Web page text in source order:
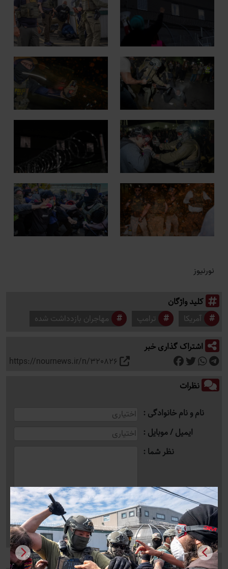
نورنیوز
کلید واژگان
آمریکا ترامپ مهاجران بازدداشت شده
اشتراک گذاری خبر
https://nournews.ir/n/320826
نظرات
نام و نام خانوادگی
ایمیل / موبایل
نظر شما
آخرین اخبار